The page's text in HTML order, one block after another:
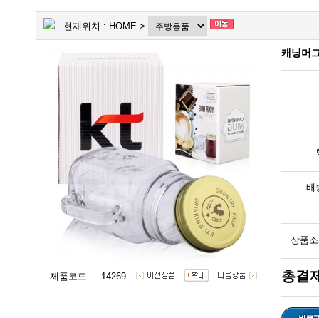
현재위치 : HOME >
제품코드 : 14269
캐닝머
배
상품
총결